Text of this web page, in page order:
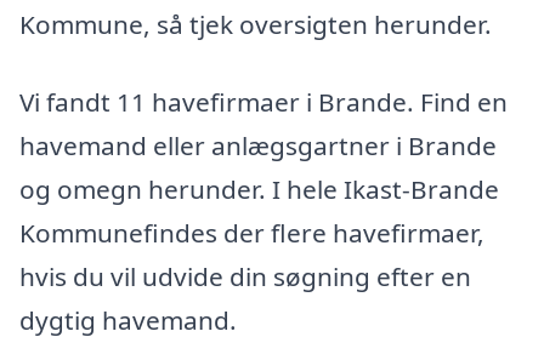
Kommune, så tjek oversigten herunder.
Vi fandt 11 havefirmaer i Brande. Find en
havemand eller anlægsgartner i Brande
og omegn herunder. I hele Ikast-Brande
Kommunefindes der flere havefirmaer,
hvis du vil udvide din søgning efter en
dygtig havemand.